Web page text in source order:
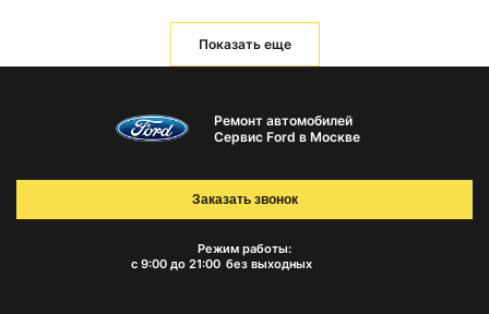
Показать еще
Ремонт автомобилей
Сервис Ford в Москве
Режим работы:
с 9:00 до 21:00 без выходных
Заказать звонок